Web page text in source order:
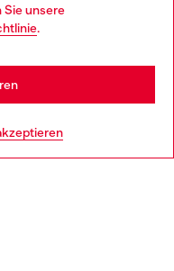
Sie unsere
.
website, but it seems